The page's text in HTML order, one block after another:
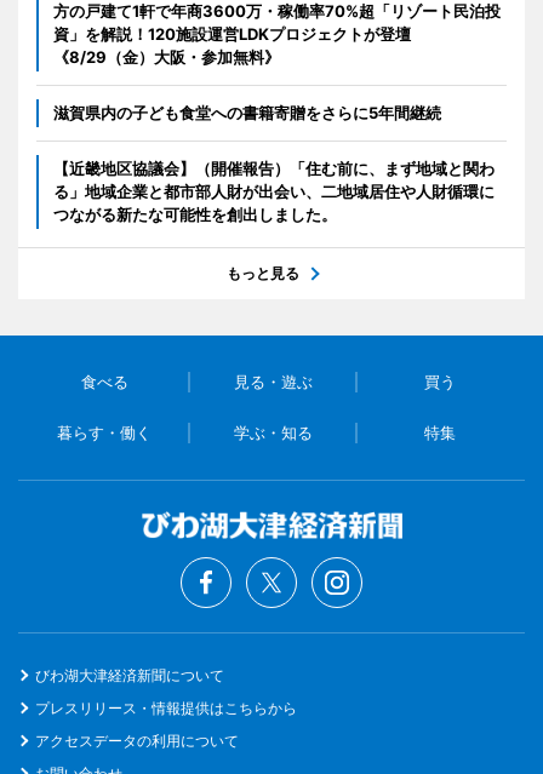
方の戸建て1軒で年商3600万・稼働率70%超「リゾート民泊投
資」を解説！120施設運営LDKプロジェクトが登壇
《8/29（金）大阪・参加無料》
滋賀県内の子ども食堂への書籍寄贈をさらに5年間継続
【近畿地区協議会】（開催報告）「住む前に、まず地域と関わ
る」地域企業と都市部人財が出会い、二地域居住や人財循環に
つながる新たな可能性を創出しました。
もっと見る
食べる 見る・遊ぶ 買う
暮らす・働く 学ぶ・知る 特集
びわ湖大津経済新聞について
プレスリリース・情報提供はこちらから
アクセスデータの利用について